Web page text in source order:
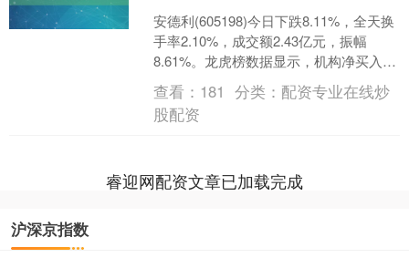
安德利(605198)今日下跌8.11%，全天换
手率2.10%，成交额2.43亿元，振幅
8.61%。龙虎榜数据显示，机构净买入
546.25万元，沪股通净卖出38....
查看： 181 分类： 配资专业在线炒
股配资
睿迎网配资文章已加载完成
沪深京指数